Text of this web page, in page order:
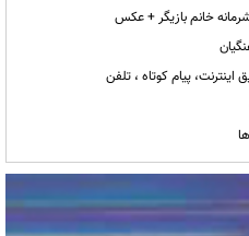
خانم بازیگر + عکس
پیام کوتاه ، تلفن